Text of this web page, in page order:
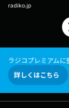
radiko.jp
ラジコプレミアム
詳しくはこちら